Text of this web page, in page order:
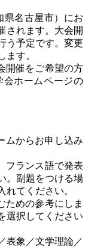
県名古屋市）にお
されます。大会開
う予定です。変更
ます。
開催をご希望の方
会ホームページの
ムからお申し込み
フランス語で発表
。副題をつける場
てください。
ための参考にしま
選択してください
表象／文学理論／